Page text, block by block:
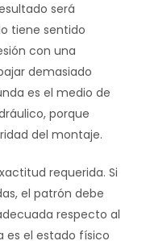
será
tiene sentido
con una
demasiado
es el medio de
porque
del montaje.
requerida. Si
el patrón debe
respecto al
es el estado físico